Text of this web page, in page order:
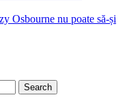
Osbourne nu poate să-și